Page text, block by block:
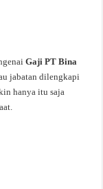
Gaji PT Bina
jabatan dilengkapi
hanya itu saja